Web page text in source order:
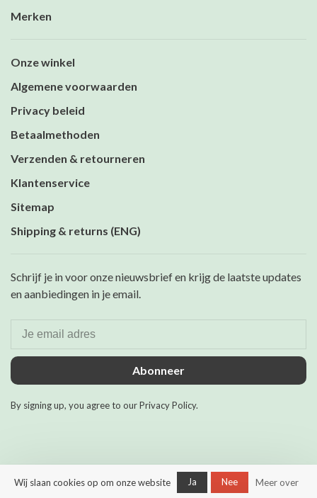
Merken
Onze winkel
Algemene voorwaarden
Privacy beleid
Betaalmethoden
Verzenden & retourneren
Klantenservice
Sitemap
Shipping & returns (ENG)
Schrijf je in voor onze nieuwsbrief en krijg de laatste updates
en aanbiedingen in je email.
Abonneer
By signing up, you agree to our Privacy Policy.
© Copyright 2026 Maurits &
Wij slaan cookies op om onze website Ja Nee Meer over